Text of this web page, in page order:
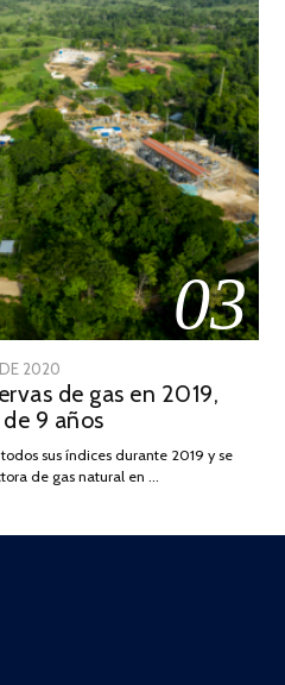
03
2020
DE
JULIO
2025
de gas en 2019,
9 años
sus índices durante 2019 y se
de gas natural en …